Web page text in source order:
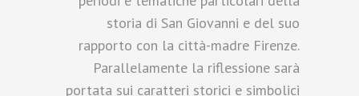
storia di San Giovanni e del suo
rapporto con la città-madre Firenze.
Parallelamente la riflessione sarà
portata sui caratteri storici e simbolici